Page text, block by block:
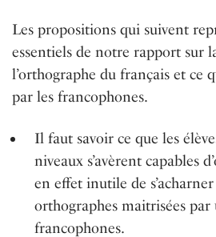
Les propositions qui suivent
essentiels de notre rapport sur
l’orthographe du français et ce
par les francophones.
Il faut savoir ce que les
niveaux s’avèrent capables
en effet inutile de
orthographes maitrisées
francophones.